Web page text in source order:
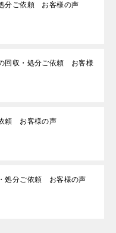
分ご依頼 お客様の声
回収・処分ご依頼 お客様
頼 お客様の声
処分ご依頼 お客様の声